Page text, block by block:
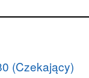
(Czekający)